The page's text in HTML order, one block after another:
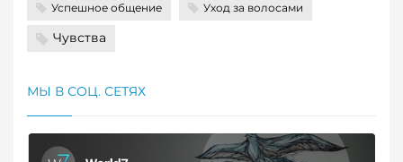
Успешное общение Уход за волосами
Чувства
МЫ В СОЦ. СЕТЯХ